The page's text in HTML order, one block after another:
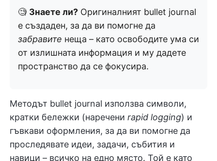
🧐 Знаете ли? Оригиналният bullet journal
е създаден, за да ви помогне да
забравите неща – като освободите ума си
от излишната информация и му дадете
пространство да се фокусира.
Методът bullet journal използва символи,
кратки бележки (наречени rapid logging) и
гъвкави оформления, за да ви помогне да
проследявате идеи, задачи, събития и
навици – всичко на едно място. Той е като